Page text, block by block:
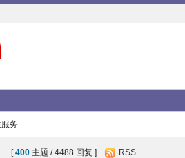
务
[400主题 / 4488 回复 ]
RSS